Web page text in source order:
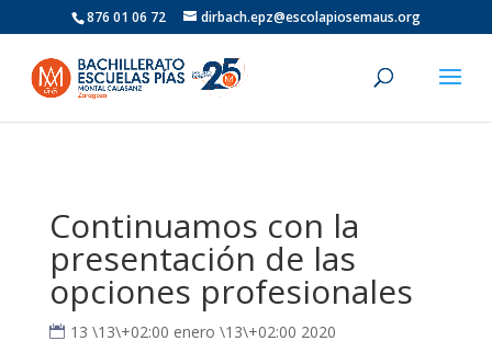
876 01 06 72 dirbach.epz@escolapiosemaus.org
Continuamos con la
presentación de las
opciones profesionales
13 \13\+02:00 enero \13\+02:00 2020